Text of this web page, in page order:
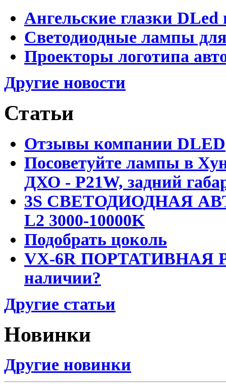
Ангельские глазки DLed
Светодиодные лампы
Проекторы логотипа
Другие новости
Статьи
Отзывы компании DLED
Посоветуйте лампы в
ДХО - P21W, задний
3S СВЕТОДИОДНАЯ
L2 3000-10000K
Подобрать цоколь
VX-6R ПОРТАТИВНАЯ
наличии?
Другие статьи
Новинки
Другие новинки